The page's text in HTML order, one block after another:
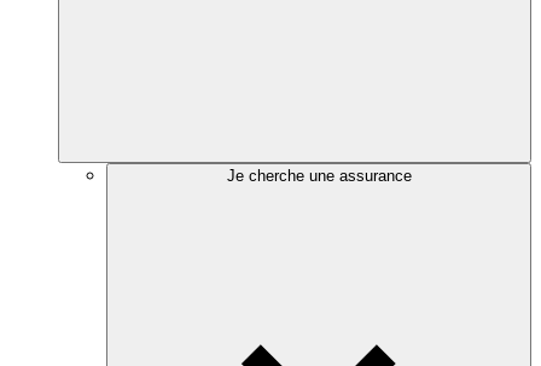
Je cherche une assurance